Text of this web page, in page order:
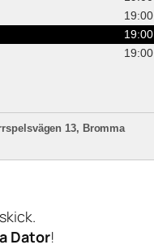
19:00
19:00
19:00
13, Bromma
Dator!